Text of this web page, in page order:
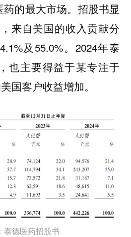
药的最大市场。招股书显
来自美国的收入贡献分
及55.0%。2024年泰
也主要得益于某专注于
国客户收益增加。
泰德医药招股书